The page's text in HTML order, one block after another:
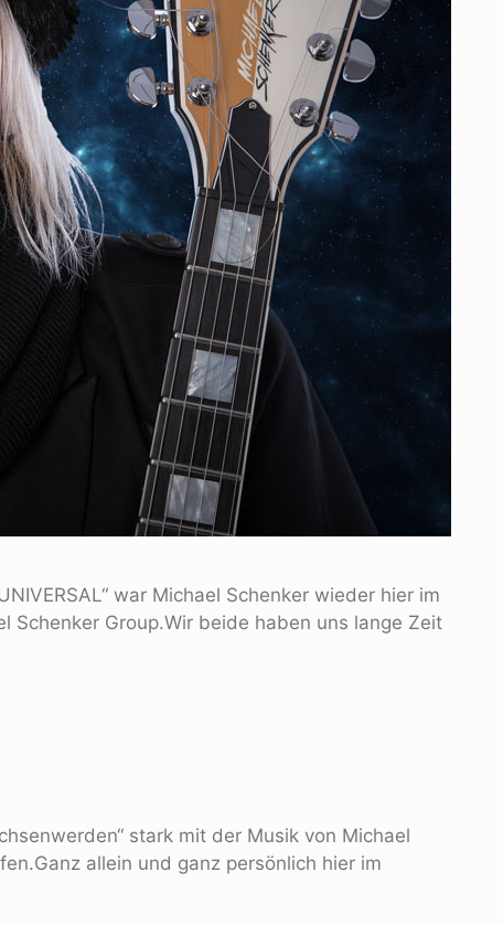
war Michael Schenker wieder hier im
Schenker Group.Wir beide haben uns lange Zeit
stark mit der Musik von Michael
allein und ganz persönlich hier im